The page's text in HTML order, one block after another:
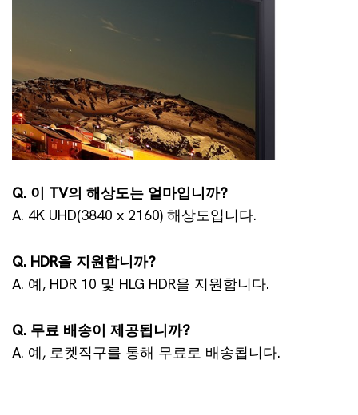
Q. 이 TV의 해상도는 얼마입니까?
A. 4K UHD(3840 x 2160) 해상도입니다.
Q. HDR을 지원합니까?
A. 예, HDR 10 및 HLG HDR을 지원합니다.
Q. 무료 배송이 제공됩니까?
A. 예, 로켓직구를 통해 무료로 배송됩니다.